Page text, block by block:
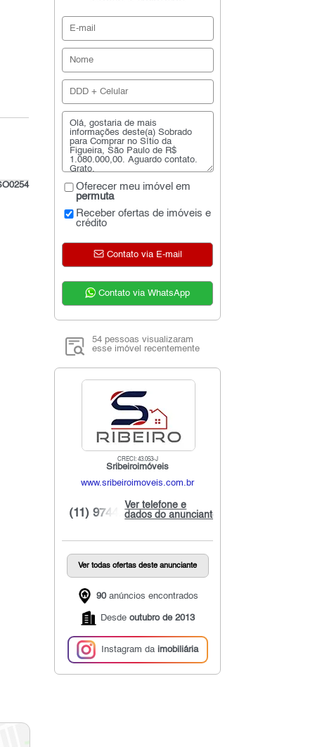
Oferecer meu imóvel em
permuta
Receber ofertas de imóveis e
crédito
Contato via E-mail
Contato via WhatsApp
54 pessoas visualizaram
esse imóvel recentemente
CRECI: 43.053-J
Sribeiroimóveis
www.sribeiroimoveis.com.br
Ver telefone e
dados do anunciante
(11) 9744...
Ver todas ofertas deste anunciante
90anúncios encontrados
Desde outubro de 2013
Instagram da imobiliária